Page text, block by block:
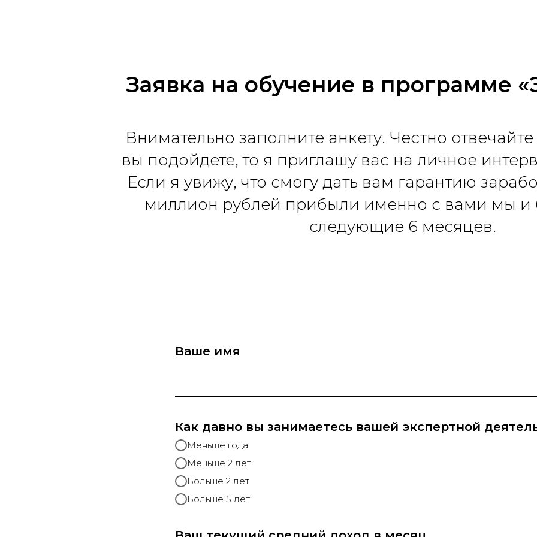
Заявка на обучение в программе
Внимательно заполните анкету. Честно
вы подойдете, то я приглашу вас на личное
Если я увижу, что смогу дать вам гарантию
миллион рублей прибыли именно с вами мы и
следующие 6 месяцев.
Ваше имя
Как давно вы занимаетесь вашей экспертной
Меньше года
Меньше 2 лет
Больше 2 лет
Больше 5 лет